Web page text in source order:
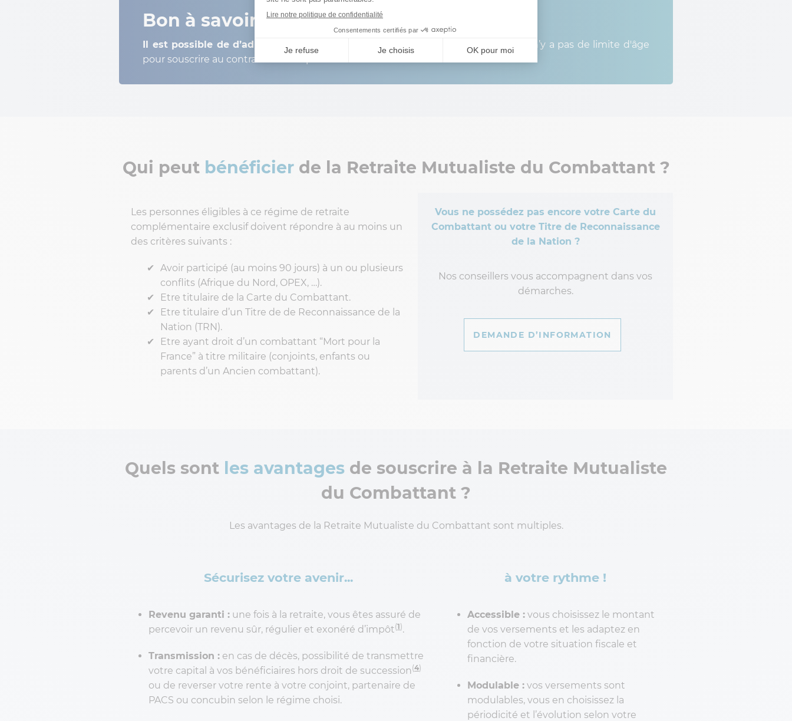
Bon à savoir !
Il est possible de d’adhérer à la RMC à tout âge : outre le fait d’être majeur, il n’y a pas de limite d'âge
pour souscrire au contrat de notre partenaire MER.
Qui peut bénéficierde la Retraite Mutualiste du Combattant ?
Les personnes éligibles à ce régime de retraite
complémentaire exclusif doivent répondre à au moins un
des critères suivants :
Avoir participé (au moins 90 jours) à un ou plusieurs
conflits (Afrique du Nord, OPEX, …).
Etre titulaire de la Carte du Combattant.
Etre titulaire d’un Titre de de Reconnaissance de la
Nation (TRN).
Etre ayant droit d’un combattant “Mort pour la
France” à titre militaire (conjoints, enfants ou
parents d’un Ancien combattant).
Vous ne possédez pas encore votre Carte du
Combattant ou votre Titre de Reconnaissance
de la Nation ?
Nos conseillers vous accompagnent dans vos
démarches.
DEMANDE D’INFORMATION
Quels sont les avantages de souscrire à la Retraite Mutualiste
du Combattant ?
Les avantages de la Retraite Mutualiste du Combattant sont multiples.
Sécurisez votre avenir...
Revenu garanti : une fois à la retraite, vous êtes assuré de
percevoir un revenu sûr, régulier et exonéré d’impôt(1).
Transmission : en cas de décès, possibilité de transmettre
votre capital à vos bénéficiaires hors droit de succession(4)
ou de reverser votre rente à votre conjoint, partenaire de
PACS ou concubin selon le régime choisi.
à votre rythme !
Accessible : vous choisissez le montant
de vos versements et les adaptez en
fonction de votre situation fiscale et
financière.
Modulable : vos versements sont
modulables, vous en choisissez la
périodicité et l’évolution selon votre